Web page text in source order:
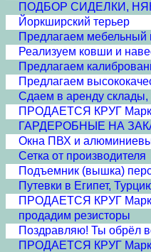
ПОДБОР СИДЕЛКИ,
Йоркширский терьер
Предлагаем мебельный
Реализуем ковши и
Предлагаем
Предлагаем
Сдаем в аренду
ПРОДАЕТСЯ КРУГ
ГАРДЕРОБНЫЕ НА
Окна ПВХ и
Сетка от производителя
Подъемник (вышка)
Путевки в Египет,
ПРОДАЕТСЯ КРУГ
продадим резисторы
Поздравляю! Ты обрёл
ПРОДАЕТСЯ КРУГ